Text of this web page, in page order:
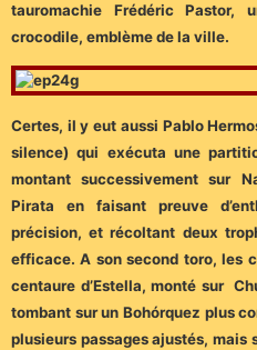
tauromachie Frédéric Pastor,
crocodile, emblème de la ville.
Certes, il y eut aussi Pablo
silence) qui exécuta une
montant successivement sur
Pirata en faisant preuve
précision, et récoltant deux
efficace. A son second toro, les
centaure d’Estella, monté sur
tombant sur un Bohórquez plus
plusieurs passages ajustés, mais